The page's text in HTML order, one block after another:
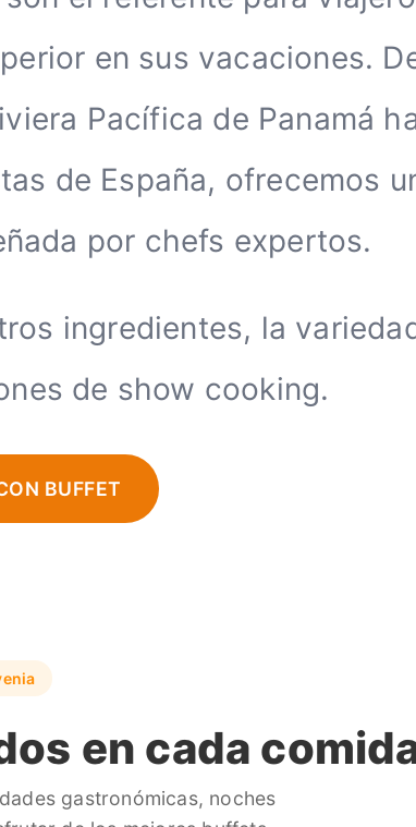
en sus vacaciones.
Pacífica de Panamá
de España, ofrecemos
por chefs expertos.
ingredientes, la
de show cooking.
BUFFET
en cada
gastronómicas, noches